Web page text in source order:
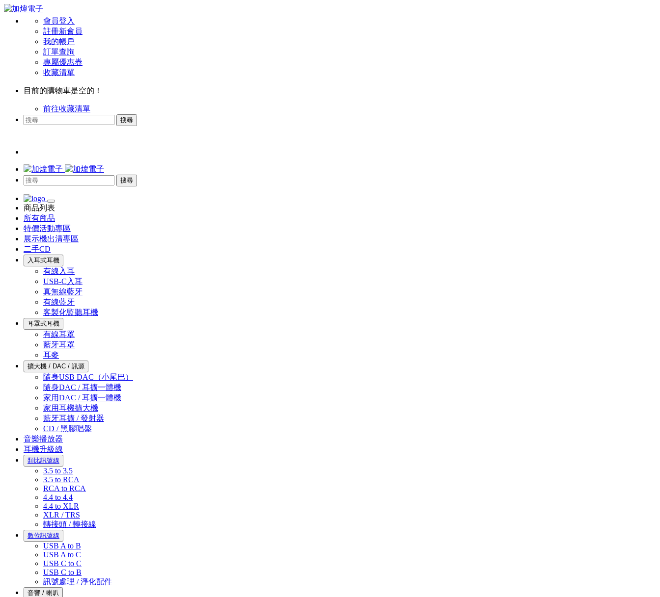
會員登入
註冊新會員
我的帳戶
訂單查詢
專屬優惠券
收藏清單
目前的購物車是空的！
前往收藏清單
搜尋
搜尋
商品列表
所有商品
特價活動專區
展示機出清專區
二手CD
入耳式耳機
有線入耳
USB-C入耳
真無線藍牙
有線藍牙
客製化監聽耳機
耳罩式耳機
有線耳罩
藍牙耳罩
耳麥
擴大機 / DAC / 訊源
隨身USB DAC（小尾巴）
隨身DAC / 耳擴一體機
家用DAC / 耳擴一體機
家用耳機擴大機
藍牙耳擴 / 發射器
CD / 黑膠唱盤
音樂播放器
耳機升級線
類比訊號線
3.5 to 3.5
3.5 to RCA
RCA to RCA
4.4 to 4.4
4.4 to XLR
XLR / TRS
轉接頭 / 轉接線
數位訊號線
USB A to B
USB A to C
USB C to C
USB C to B
訊號處理 / 淨化配件
音響 / 喇叭